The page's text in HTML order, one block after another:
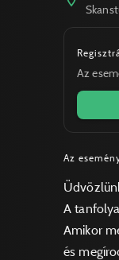
Az
Az
A
Amikor
és